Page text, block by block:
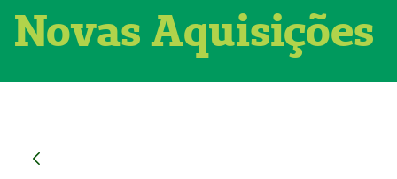
Novas Aquisições